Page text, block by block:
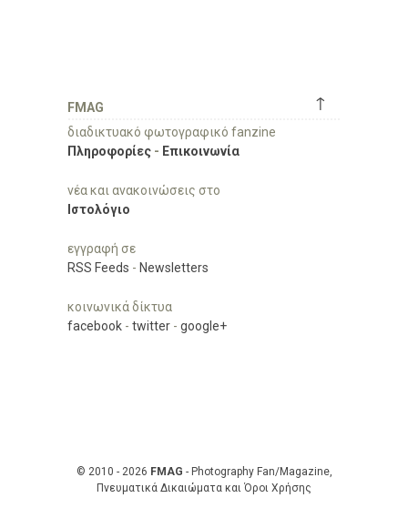
↑
FMAG
διαδικτυακό φωτογραφικό fanzine
Πληροφορίες - Επικοινωνία
νέα και ανακοινώσεις στο
Ιστολόγιο
εγγραφή σε
RSS Feeds - Newsletters
κοινωνικά δίκτυα
facebook - twitter - google+
© 2010 - 2026 FMAG - Photography Fan/Magazine,
Πνευματικά Δικαιώματα και Όροι Χρήσης